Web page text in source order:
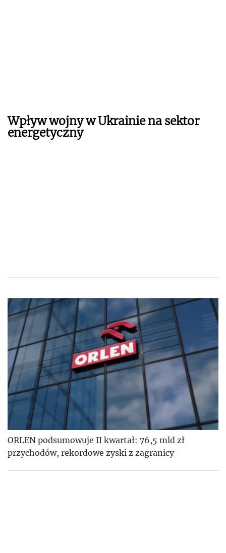
Wpływ wojny w Ukrainie na sektor
energetyczny
ORLEN podsumowuje II kwartał: 76,5 mld zł
przychodów, rekordowe zyski z zagranicy